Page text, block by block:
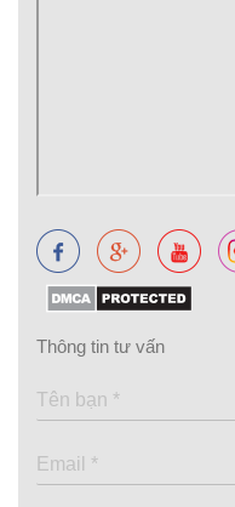
Thông tin tư vấn